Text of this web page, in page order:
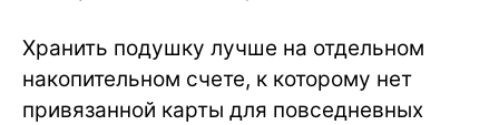
Хранить подушку лучше на отдельном
накопительном счете, к которому нет
привязанной карты для повседневных